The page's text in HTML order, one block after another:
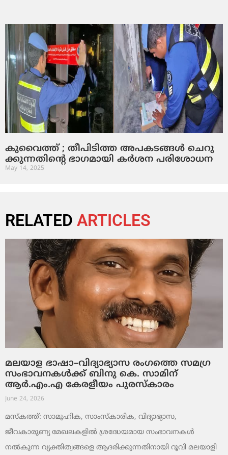
കു​വൈ​ത്ത് ; തീ​പി​ടി​ത്ത അ​പ​ക​ട​ങ്ങ​ൾ ചെ​റു​
ക്കു​ന്ന​തി​ന്റെ ഭാ​ഗ​മാ​യി ക​ർ​ശ​ന പ​രി​ശോ​ധ​ന
May 14, 2025
RELATED ARTICLES
മലയാള ഭാഷാ–വിദ്യാഭ്യാസ രംഗത്തെ സമഗ്ര
സംഭാവനകൾക്ക് ബിനു കെ. സാമിന്
ആർ.എം.എ കേരളീയം പുരസ്‌കാരം
June 24, 2026
മസ്കത്ത്: സാമൂഹിക, സാംസ്‌കാരിക, വിദ്യാഭ്യാസ,
ജീവകാരുണ്യ മേഖലകളിൽ ശ്രദ്ധേയമായ സംഭാവനകൾ
നൽകുന്ന വ്യക്തിത്വങ്ങളെ ആദരിക്കുന്നതിനായി റൂവി മലയാളി